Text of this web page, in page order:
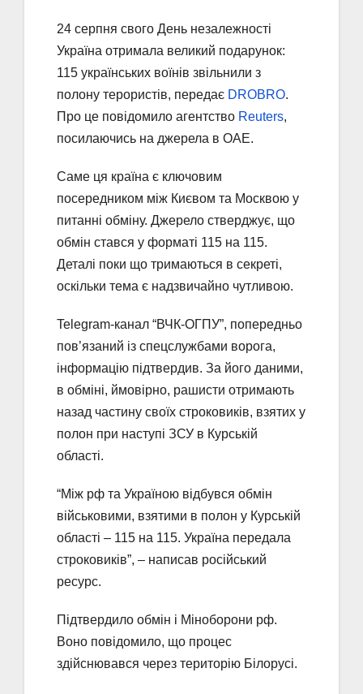
24 серпня свого День незалежності
Україна отримала великий подарунок:
115 українських воїнів звільнили з
полону терористів, передає DROBRO.
Про це повідомило агентство Reuters,
посилаючись на джерела в ОАЕ.
Саме ця країна є ключовим
посередником між Києвом та Москвою у
питанні обміну. Джерело стверджує, що
обмін стався у форматі 115 на 115.
Деталі поки що тримаються в секреті,
оскільки тема є надзвичайно чутливою.
Telegram-канал “ВЧК-ОГПУ”, попередньо
пов’язаний із спецслужбами ворога,
інформацію підтвердив. За його даними,
в обміні, ймовірно, рашисти отримають
назад частину своїх строковиків, взятих у
полон при наступі ЗСУ в Курській
області.
“Між рф та Україною відбувся обмін
військовими, взятими в полон у Курській
області – 115 на 115. Україна передала
строковиків”, – написав російський
ресурс.
Підтвердило обмін і Міноборони рф.
Воно повідомило, що процес
здійснювався через територію Білорусі.